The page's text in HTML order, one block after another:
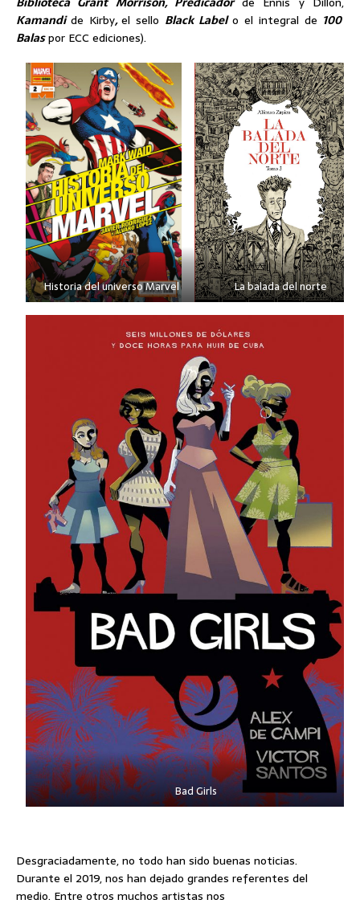
Kamandide Kirby,el sello Black Labelo el integral de 100
Balaspor ECC ediciones).
Historia del universo Marvel La balada del norte
Bad Girls
Desgraciadamente, no todo han sido buenas noticias.
Durante el 2019, nos han dejado grandes referentes del
medio. Entre otros muchos artistas nos